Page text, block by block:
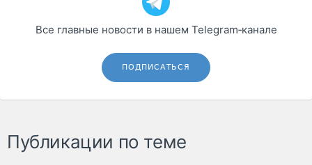
Все главные новости в нашем Telegram‑канале
ПОДПИСАТЬСЯ
Публикации по теме